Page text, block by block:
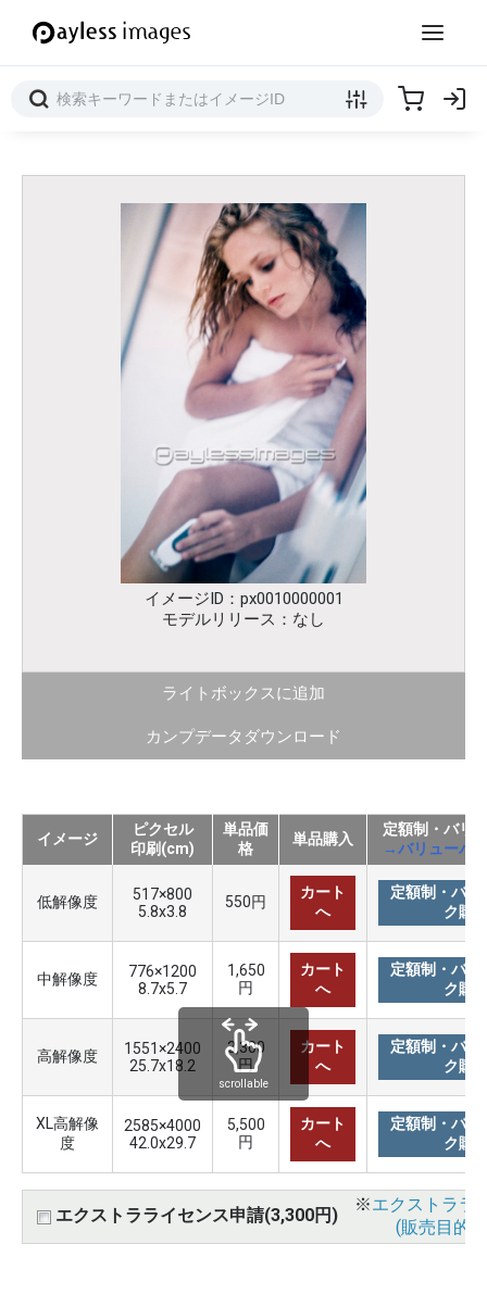
イメージID：px0010000001
モデルリリース：なし
ライトボックスに追加
カンプデータダウンロード
イメージ
ピクセル
印刷(cm)
単品価
格
単品購入
定額制・バリ
→バリューパ
低解像度
517×800
5.8x3.8
550円
カート
へ
定額制・バリ
ク購
中解像度
776×1200
8.7x5.7
1,650
円
カート
へ
定額制・バリ
ク購
高解像度
1551×2400
25.7x18.2
3,300
円
カート
へ
定額制・バリ
ク購
XL高解像
度
2585×4000
42.0x29.7
5,500
円
カート
へ
定額制・バリ
ク購
エクストラライセンス申請(3,300円)
※エクストララ
(販売目的
scrollable